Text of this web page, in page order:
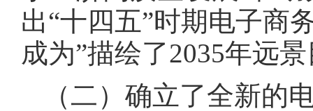
出“十四五”时期电子商
成为”描绘了2035年远
（二）确立了全新的